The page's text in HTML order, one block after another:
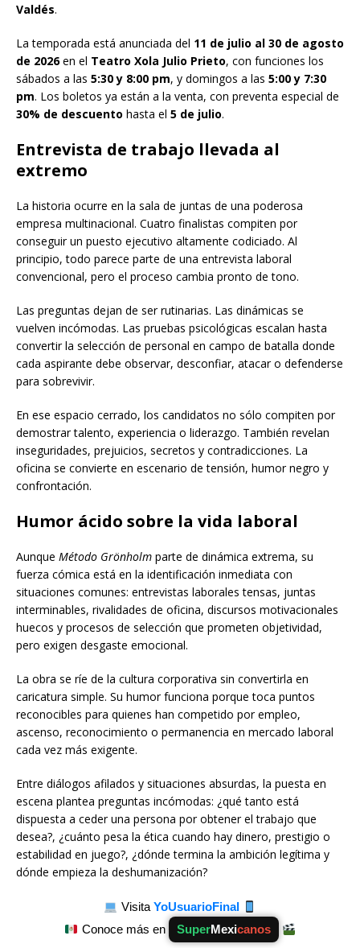
Valdés.
La temporada está anunciada del 11 de julio al 30 de agosto
de 2026en el Teatro Xola Julio Prieto, con funciones los
sábados a las 5:30 y 8:00 pm, y domingos a las 5:00 y 7:30
pm. Los boletos ya están a la venta, con preventa especial de
30% de descuento hasta el 5 de julio.
Entrevista de trabajo llevada al
extremo
La historia ocurre en la sala de juntas de una poderosa
empresa multinacional. Cuatro finalistas compiten por
conseguir un puesto ejecutivo altamente codiciado. Al
principio, todo parece parte de una entrevista laboral
convencional, pero el proceso cambia pronto de tono.
Las preguntas dejan de ser rutinarias. Las dinámicas se
vuelven incómodas. Las pruebas psicológicas escalan hasta
convertir la selección de personal en campo de batalla donde
cada aspirante debe observar, desconfiar, atacar o defenderse
para sobrevivir.
En ese espacio cerrado, los candidatos no sólo compiten por
demostrar talento, experiencia o liderazgo. También revelan
inseguridades, prejuicios, secretos y contradicciones. La
oficina se convierte en escenario de tensión, humor negro y
confrontación.
Humor ácido sobre la vida laboral
Aunque Método Grönholm parte de dinámica extrema, su
fuerza cómica está en la identificación inmediata con
situaciones comunes: entrevistas laborales tensas, juntas
interminables, rivalidades de oficina, discursos motivacionales
huecos y procesos de selección que prometen objetividad,
pero exigen desgaste emocional.
La obra se ríe de la cultura corporativa sin convertirla en
caricatura simple. Su humor funciona porque toca puntos
reconocibles para quienes han competido por empleo,
ascenso, reconocimiento o permanencia en mercado laboral
cada vez más exigente.
Entre diálogos afilados y situaciones absurdas, la puesta en
escena plantea preguntas incómodas: ¿qué tanto está
dispuesta a ceder una persona por obtener el trabajo que
desea?, ¿cuánto pesa la ética cuando hay dinero, prestigio o
estabilidad en juego?, ¿dónde termina la ambición legítima y
dónde empieza la deshumanización?
VisitaYoUsuarioFinal
Conoce más en
SuperMexicanos